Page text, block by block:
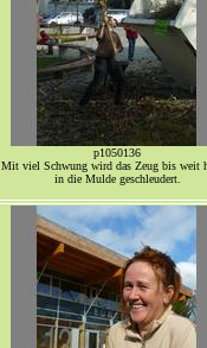
p1050136
Mit viel Schwung wird das Zeug bis weit
in die Mulde geschleudert.